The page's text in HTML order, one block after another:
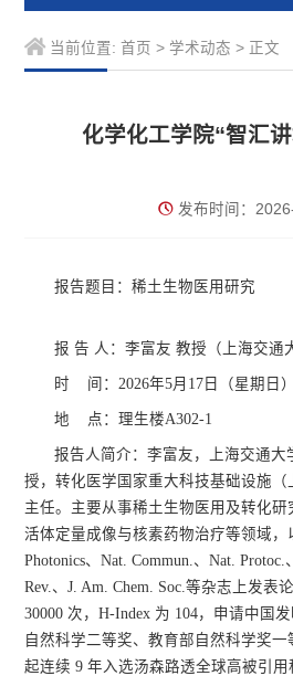
当前位置: 首页 > 学术动态 > 正文
化学化工学院“智汇
发布时间：
报告题目：稀土生物医用研究
报 告 人：李富友 教授（ 上海交通
时 间： 2026年5月17日 （星期 日
地 点：理生楼A302-1
报告人简介：李富友，上海交通大
授，转化医学国家重大科技基础设施
主任。 主要从事稀土生物医用及转化研
活体定量成像与核素药物治疗等领域，
Photonics、Nat. Commun.、Nat. Protoc.
Rev.、J. Am. Chem. Soc.等杂志上发表
30000 次，H-Index 为 104，申请中国
自然科学二等奖、教育部自然科学奖
起连续 9 年入选汤森路透全球高被引用